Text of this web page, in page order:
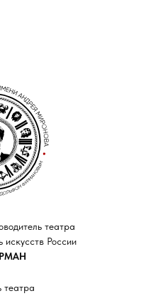
театра
искусств России
театра